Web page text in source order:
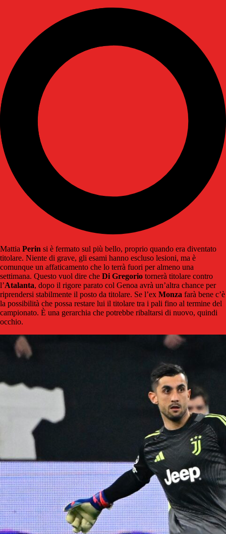
Mattia Perin si è fermato sul più bello, proprio quando era diventato
titolare. Niente di grave, gli esami hanno escluso lesioni, ma è
comunque un affaticamento che lo terrà fuori per almeno una
settimana. Questo vuol dire che Di Gregorio tornerà titolare contro
l’Atalanta, dopo il rigore parato col Genoa avrà un’altra chance per
riprendersi stabilmente il posto da titolare. Se l’ex Monza farà bene c’è
la possibilità che possa restare lui il titolare tra i pali fino al termine del
campionato. È una gerarchia che potrebbe ribaltarsi di nuovo, quindi
occhio.